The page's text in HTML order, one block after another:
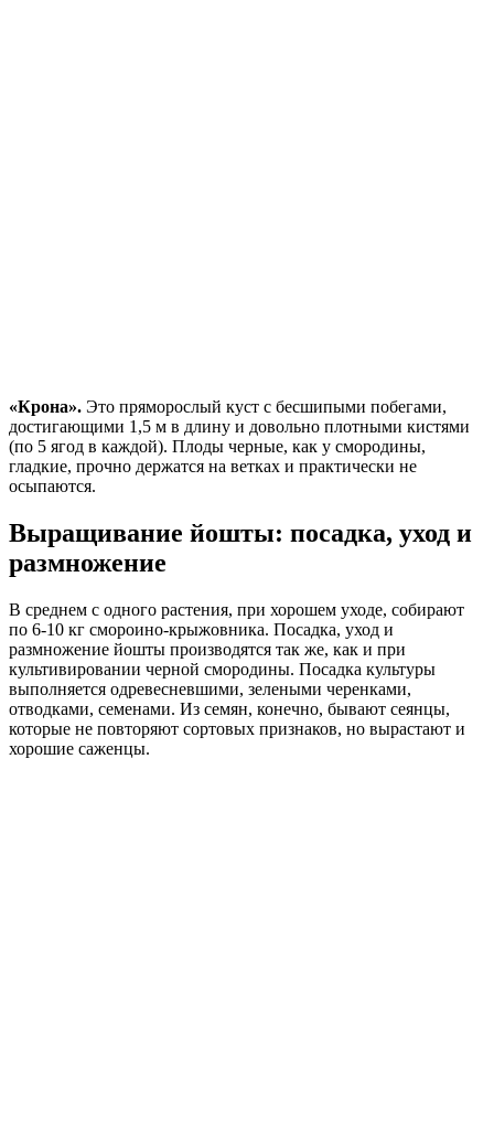
«Крона». Это пряморослый куст с бесшипыми побегами,
достигающими 1,5 м в длину и довольно плотными кистями
(по 5 ягод в каждой). Плоды черные, как у смородины,
гладкие, прочно держатся на ветках и практически не
осыпаются.
Выращивание йошты: посадка, уход и
размножение
В среднем с одного растения, при хорошем уходе, собирают
по 6-10 кг смороино-крыжовника. Посадка, уход и
размножение йошты производятся так же, как и при
культивировании черной смородины. Посадка культуры
выполняется одревесневшими, зелеными черенками,
отводками, семенами. Из семян, конечно, бывают сеянцы,
которые не повторяют сортовых признаков, но вырастают и
хорошие саженцы.